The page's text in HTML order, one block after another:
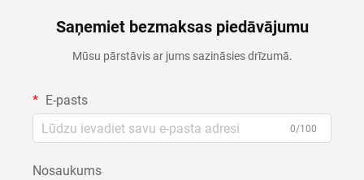
Saņemiet bezmaksas piedāvājumu
Mūsu pārstāvis ar jums sazināsies drīzumā.
E-pasts
0/100
Nosaukums